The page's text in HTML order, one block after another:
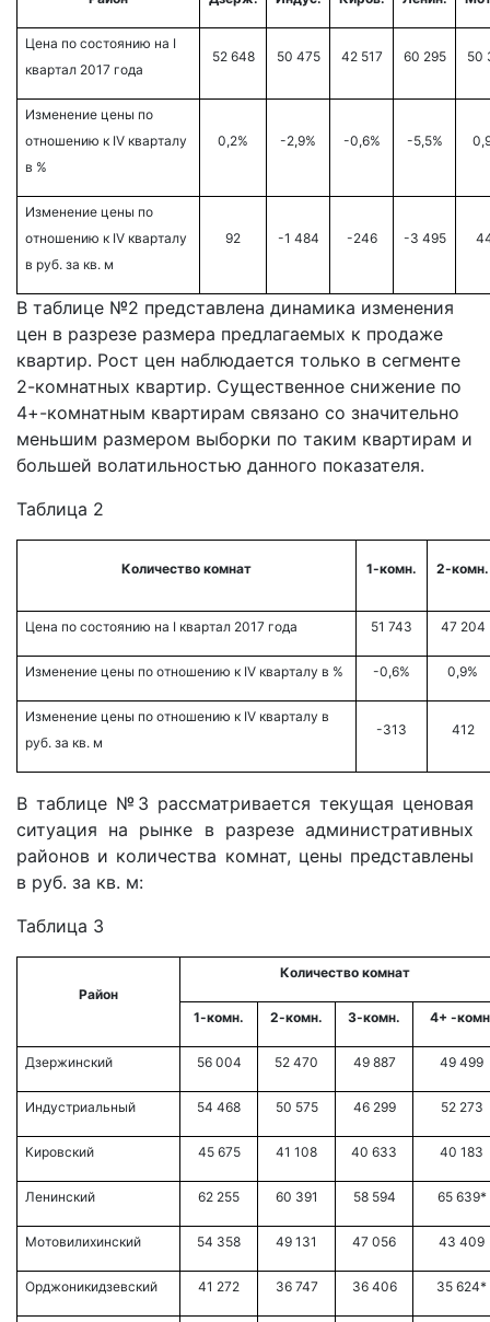
Цена по состоянию на I
квартал 2017 года
52 648 50 475 42 517 60 295 50
Изменение цены по
отношению к IV кварталу
в %
0,2% -2,9% -0,6% -5,5%
Изменение цены по
отношению к IV кварталу
в руб. за кв. м
92 -1 484 -246 -3 495
В таблице №2 представлена динамика изменения
цен в разрезе размера предлагаемых к продаже
квартир. Рост цен наблюдается только в сегменте
2-комнатных квартир. Существенное снижение по
4+-комнатным квартирам связано со значительно
меньшим размером выборки по таким квартирам и
большей волатильностью данного показателя.
Таблица 2
Количество комнат 1-комн. 2-комн.
Цена по состоянию на I квартал 2017 года 51 743 47 204
Изменение цены по отношению к IV кварталу в % -0,6% 0,9%
Изменение цены по отношению к IV кварталу в
руб. за кв. м
-313 412
В таблице №3 рассматривается текущая ценовая
ситуация на рынке в разрезе административных
районов и количества комнат, цены представлены
в руб. за кв. м:
Таблица 3
Район
Количество комнат
1-комн. 2-комн. 3-комн. 4+ -
Дзержинский 56 004 52 470 49 887 49 499
Индустриальный 54 468 50 575 46 299 52 273
Кировский 45 675 41 108 40 633 40 183
Ленинский 62 255 60 391 58 594 65 639*
Мотовилихинский 54 358 49 131 47 056 43 409
Орджоникидзевский 41 272 36 747 36 406 35 624*